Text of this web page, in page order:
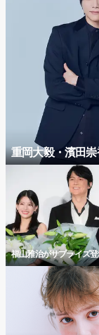
重岡大毅・濱田
福山雅治がサプライズ